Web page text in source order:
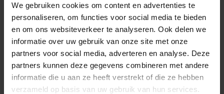
We gebruiken cookies om content en advertenties te
personaliseren, om functies voor social media te bieden
en om ons websiteverkeer te analyseren. Ook delen we
informatie over uw gebruik van onze site met onze
partners voor social media, adverteren en analyse. Deze
partners kunnen deze gegevens combineren met andere
informatie die u aan ze heeft verstrekt of die ze hebben
verzameld op basis van uw gebruik van hun services.
Uitspraak Hoge Raad:
Aansprakelijkheidsverzekeraar moet
letselschade na schudden baby vergoeden
(ECLI:NL:HR:2018:601, 13 april 2018, nr.
16/04480)
De aansprakelijkheidsverzekeraar van een